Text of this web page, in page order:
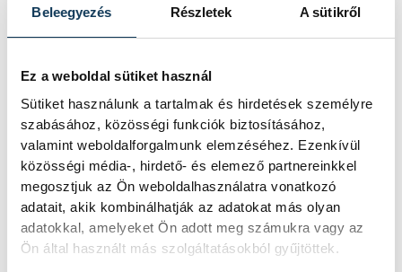
Beleegyezés Részletek A sütikről
Ez a weboldal sütiket használ
Sütiket használunk a tartalmak és hirdetések személyre
szabásához, közösségi funkciók biztosításához,
valamint weboldalforgalmunk elemzéséhez. Ezenkívül
közösségi média-, hirdető- és elemező partnereinkkel
megosztjuk az Ön weboldalhasználatra vonatkozó
adatait, akik kombinálhatják az adatokat más olyan
adatokkal, amelyeket Ön adott meg számukra vagy az
Ön által használt más szolgáltatásokból gyűjtöttek.
Magyar Labdarúgó Szövetség
Balatonfüred